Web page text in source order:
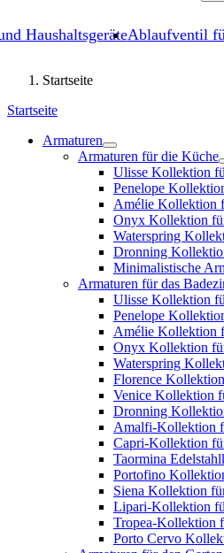
HaushaltsgeräteAblaufventil
Startseite
Startseite
Armaturen
Armaturen für die Küche
Ulisse Kollektion
Penelope
Amélie Kollektion
Onyx Kollektion
Waterspring
Dronning
Minimalistische
Armaturen für das
Ulisse Kollektion
Penelope
Amélie Kollektion
Onyx Kollektion
Waterspring
Florence
Venice Kollektion
Dronning
Amalfi-Kollektion
Capri-Kollektion
Taormina
Portofino
Siena Kollektion
Lipari-Kollektion
Tropea-Kollektion
Porto Cervo